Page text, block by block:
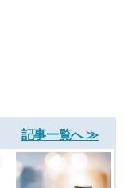
記事一覧へ ≫